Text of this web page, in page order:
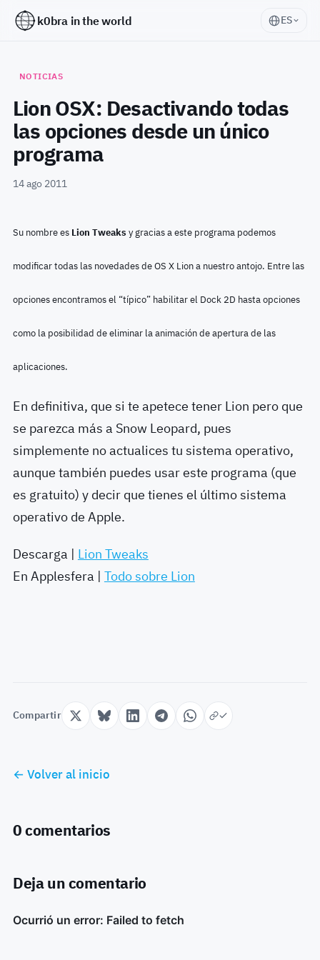
k0bra in the world ES
NOTICIAS
Lion OSX: Desactivando todas
las opciones desde un único
programa
14 ago 2011
Su nombre es Lion Tweaks y gracias a este programa podemos
modificar todas las novedades de OS X Lion a nuestro antojo. Entre las
opciones encontramos el “típico” habilitar el Dock 2D hasta opciones
como la posibilidad de eliminar la animación de apertura de las
aplicaciones.
En definitiva, que si te apetece tener Lion pero que
se parezca más a Snow Leopard, pues
simplemente no actualices tu sistema operativo,
aunque también puedes usar este programa (que
es gratuito) y decir que tienes el último sistema
operativo de Apple.
Descarga | Lion Tweaks
En Applesfera | Todo sobre Lion
Compartir
← Volver al inicio
0 comentarios
Deja un comentario